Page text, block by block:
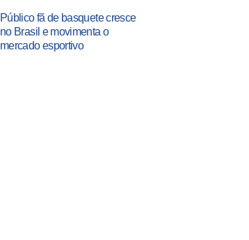
Público fã de basquete cresce
no Brasil e movimenta o
mercado esportivo